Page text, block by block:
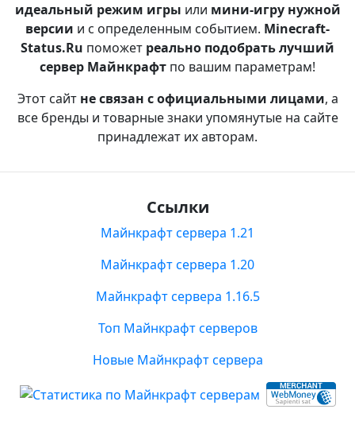
идеальный режим игры или мини-игру нужной
версии и с определенным событием. Minecraft-
Status.Ru поможет реально подобрать лучший
сервер Майнкрафт по вашим параметрам!
Этот сайт не связан с официальными лицами, а
все бренды и товарные знаки упомянутые на сайте
принадлежат их авторам.
Ссылки
Майнкрафт сервера 1.21
Майнкрафт сервера 1.20
Майнкрафт сервера 1.16.5
Топ Майнкрафт серверов
Новые Майнкрафт сервера